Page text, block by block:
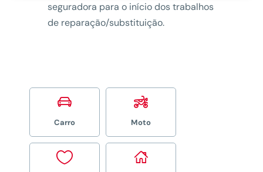
seguradora para o início dos trabalhos
de reparação/substituição.

Carro

Moto
 